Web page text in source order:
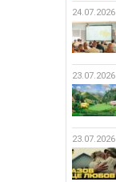
24.07.2026
23.07.2026
23.07.2026